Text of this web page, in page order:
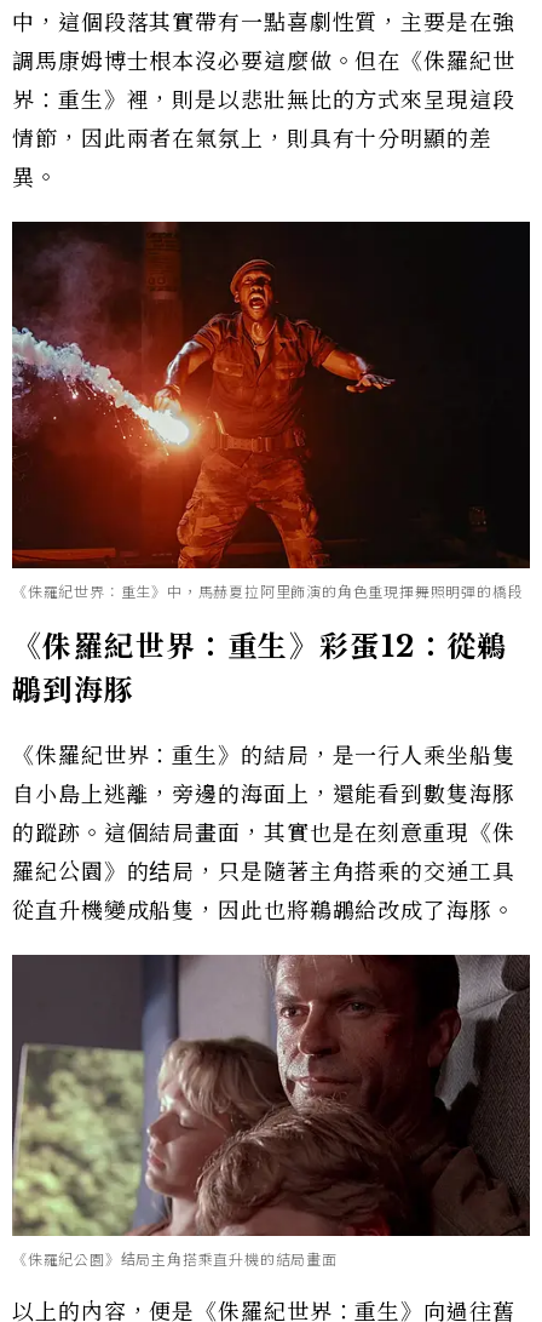
中，這個段落其實帶有一點喜劇性質，主要是在強
調馬康姆博士根本沒必要這麼做。但在《侏羅紀世
界：重生》裡，則是以悲壯無比的方式來呈現這段
情節，因此兩者在氣氛上，則具有十分明顯的差
異。
《侏羅紀世界：重生》中，馬赫夏拉阿里飾演的角色重現揮舞照明彈的橋段
《侏羅紀世界：重生》彩蛋12：從鵜
鶘到海豚
《侏羅紀世界：重生》的結局，是一行人乘坐船隻
自小島上逃離，旁邊的海面上，還能看到數隻海豚
的蹤跡。這個結局畫面，其實也是在刻意重現《侏
羅紀公園》的结局，只是隨著主角搭乘的交通工具
從直升機變成船隻，因此也將鵜鶘給改成了海豚。
《侏羅紀公園》结局主角搭乘直升機的結局畫面
以上的內容，便是《侏羅紀世界：重生》向過往舊